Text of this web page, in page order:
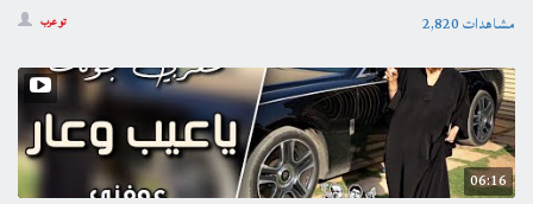
تو عرب 2,820 مشاهدات
06:16